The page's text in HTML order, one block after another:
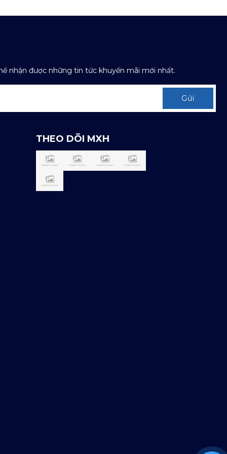
nhận được những tin tức khuyến mãi mới nhất.
Gửi
THEO DÕI MXH